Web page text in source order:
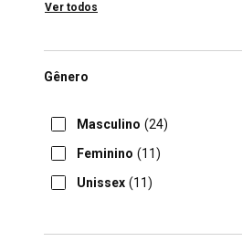
Ver todos
Gênero
Masculino (24)
Feminino (11)
Unissex (11)